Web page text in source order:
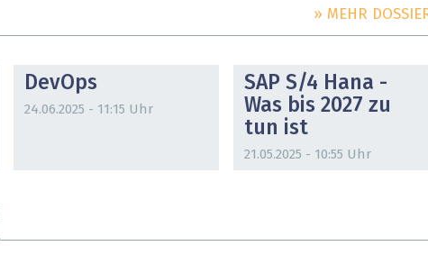
» MEHR
DevOps
24.06.2025 - 11:15 Uhr
SAP S/4 Hana -
Was bis 2027 zu
tun ist
21.05.2025 - 10:55 Uhr